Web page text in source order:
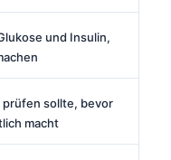
und Insulin,
prüfen sollte, bevor
macht